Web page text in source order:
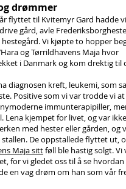
drømmer
flyttet til Kvitemyr Gard hadde
gård, avle
Vi kjøpte to hopper
og Tørrildhavens Maja hvor
i Danmark og kom drektig til
diagnosen kreft, leukemi, som
Positive som vi var trodde vi
immunterapipiller,
Lena kjempet for livet, og var
med hester eller gården, og
stallen. De oppstallede flyttet ut,
Maja sittføll ble hastig solgt. Vi
for vi gledet oss til å se hvordan
en vag drøm om han som vår